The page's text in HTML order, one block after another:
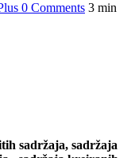
0 Comments 3 min
sadržaja, sadržaja